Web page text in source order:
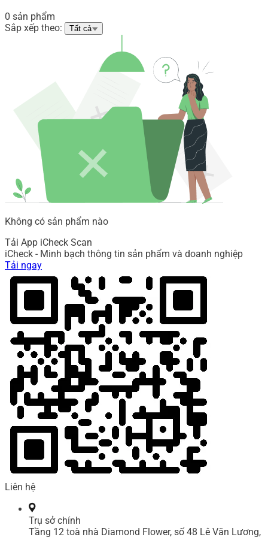
0 sản phẩm
Sắp xếp theo:
Tất cả
Không có sản phẩm nào
Tải App iCheck Scan
iCheck - Minh bạch thông tin sản phẩm và doanh nghiệp
Tải ngay
Liên hệ
Trụ sở chính
Tầng 12 toà nhà Diamond Flower, số 48 Lê Văn Lương,